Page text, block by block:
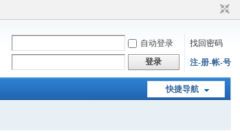
自动登录
找回密码
登录 注-册-帐-号
快捷导航